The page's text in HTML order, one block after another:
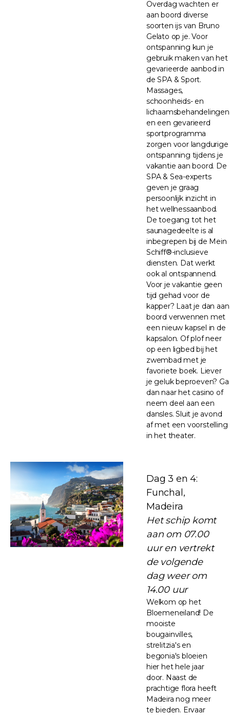
Overdag wachten er
aan boord diverse
soorten ijs van Bruno
Gelato op je. Voor
ontspanning kun je
gebruik maken van het
gevarieerde aanbod in
de SPA & Sport.
Massages,
schoonheids- en
lichaamsbehandelingen
en een gevarieerd
sportprogramma
zorgen voor langdurige
ontspanning tijdens je
vakantie aan boord. De
SPA & Sea-experts
geven je graag
persoonlijk inzicht in
het wellnessaanbod.
De toegang tot het
saunagedeelte is al
inbegrepen bij de Mein
Schiff®-inclusieve
diensten. Dat werkt
ook al ontspannend.
Voor je vakantie geen
tijd gehad voor de
kapper? Laat je dan aan
boord verwennen met
een nieuw kapsel in de
kapsalon. Of plof neer
op een ligbed bij het
zwembad met je
favoriete boek. Liever
je geluk beproeven? Ga
dan naar het casino of
neem deel aan een
dansles. Sluit je avond
af met een voorstelling
in het theater.
Dag 3 en 4:
Funchal,
Madeira
Het schip komt
aan om 07.00
uur en vertrekt
de volgende
dag weer om
14.00 uur
Welkom op het
Bloemeneiland! De
mooiste
bougainvilles,
strelitzia's en
begonia's bloeien
hier het hele jaar
door. Naast de
prachtige flora heeft
Madeira nog meer
te bieden. Ervaar